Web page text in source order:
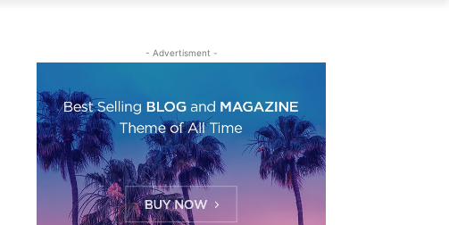
- Advertisment -